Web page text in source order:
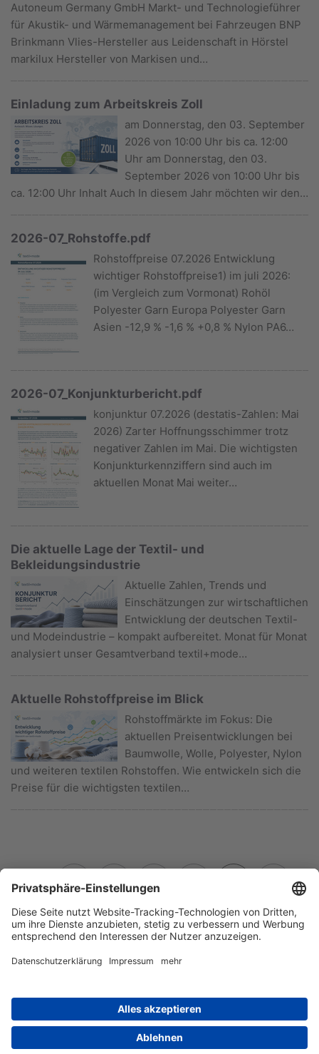
Autoneum Germany GmbH Markt- und Technologieführer
für Akustik- und Wärmemanagement bei Fahrzeugen BNP
Brinkmann Vlies-Hersteller aus Leidenschaft in Hörstel
markilux Hersteller von Markisen und…
Einladung zum Arbeitskreis Zoll
am Donnerstag, den 03. September
2026 von 10:00 Uhr bis ca. 12:00
Uhr am Donnerstag, den 03.
September 2026 von 10:00 Uhr bis
ca. 12:00 Uhr Inhalt Auch In diesem Jahr möchten wir den…
2026-07_Rohstoffe.pdf
Rohstoffpreise 07.2026 Entwicklung
wichtiger Rohstoffpreise1) im juli 2026:
(im Vergleich zum Vormonat) Rohöl
Polyester Garn Europa Polyester Garn
Asien -12,9 % -1,6 % +0,8 % Nylon PA6…
2026-07_Konjunkturbericht.pdf
konjunktur 07.2026 (destatis-Zahlen: Mai
2026) Zarter Hoffnungsschimmer trotz
negativer Zahlen im Mai. Die wichtigsten
Konjunkturkennziffern sind auch im
aktuellen Monat Mai weiter…
Die aktuelle Lage der Textil- und
Bekleidungsindustrie
Aktuelle Zahlen, Trends und
Einschätzungen zur wirtschaftlichen
Entwicklung der deutschen Textil-
und Modeindustrie – kompakt aufbereitet. Monat für Monat
analysiert unser Gesamtverband textil+mode…
Aktuelle Rohstoffpreise im Blick
Rohstoffmärkte im Fokus: Die
aktuellen Preisentwicklungen bei
Baumwolle, Wolle, Polyester, Nylon
und weiteren textilen Rohstoffen. Wie entwickeln sich die
Preise für die wichtigsten textilen…
6 7 8 9 10
© Verband der Nordwestdeutschen Textil- und Bekleidungsindustrie, 2026